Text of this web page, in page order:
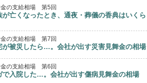
金の支給相場 第5回
亡くなったとき、通夜・葬儀の香典はいくら
金の支給相場 第7回
が被災したら…。会社が出す災害見舞金の相場
金の支給相場 第6回
で入院した…。会社が出す傷病見舞金の相場